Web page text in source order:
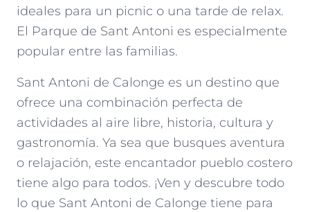
ideales para un picnic o una tarde de relax.
El Parque de Sant Antoni es especialmente
popular entre las familias.
Sant Antoni de Calonge es un destino que
ofrece una combinación perfecta de
actividades al aire libre, historia, cultura y
gastronomía. Ya sea que busques aventura
o relajación, este encantador pueblo costero
tiene algo para todos. ¡Ven y descubre todo
lo que Sant Antoni de Calonge tiene para